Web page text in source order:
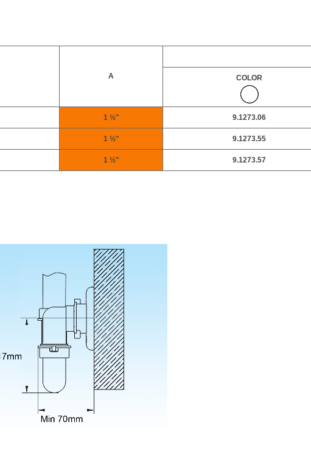
A COLOR
1 ½" 9.1273.06
1 ½" 9.1273.55
1 ½" 9.1273.57